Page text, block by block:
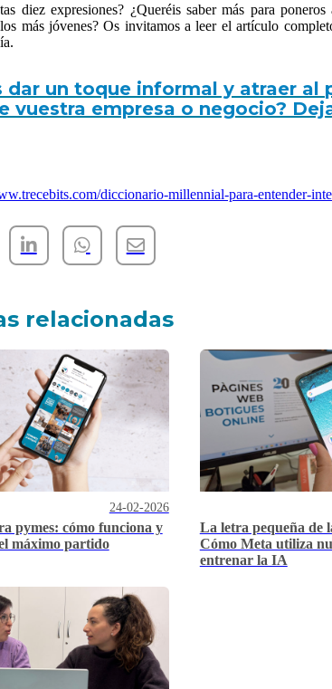
diez expresiones? ¿Queréis saber más para
más jóvenes? Os invitamos a leer el artículo
dar un toque informal y atraer al
vuestra empresa o negocio?
diccionario-millennial-para-entender-
relacionadas
pymes: cómo funciona y
máximo partido
24-02-2026
La letra pequeña de
Cómo Meta utiliza
entrenar la IA